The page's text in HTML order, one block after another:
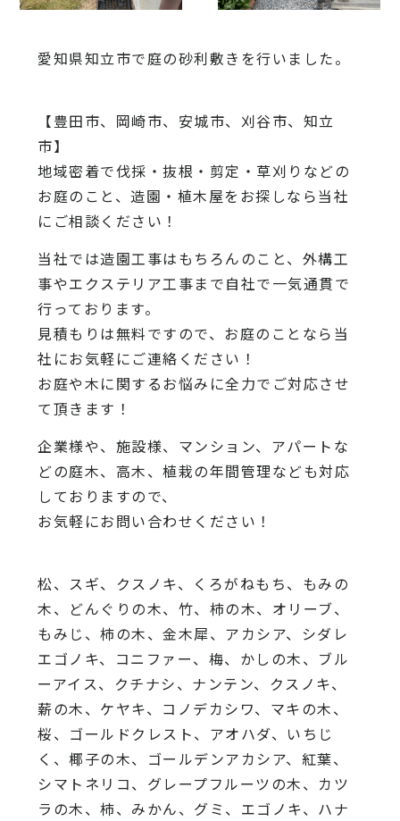
愛知県知立市で庭の砂利敷きを行いました。
【豊田市、岡崎市、安城市、刈谷市、知立
市】
地域密着で伐採・抜根・剪定・草刈りなどの
お庭のこと、造園・植木屋をお探しなら当社
にご相談ください！
当社では造園工事はもちろんのこと、外構工
事やエクステリア工事まで自社で一気通貫で
行っております。
見積もりは無料ですので、お庭のことなら当
社にお気軽にご連絡ください！
お庭や木に関するお悩みに全力でご対応させ
て頂きます！
企業様や、施設様、マンション、アパートな
どの庭木、高木、植栽の年間管理なども対応
しておりますので、
お気軽にお問い合わせください！
松、スギ、クスノキ、くろがねもち、もみの
木、どんぐりの木、竹、柿の木、オリーブ、
もみじ、柿の木、金木犀、アカシア、シダレ
エゴノキ、コニファー、梅、かしの木、ブル
ーアイス、クチナシ、ナンテン、クスノキ、
薪の木、ケヤキ、コノデカシワ、マキの木、
桜、ゴールドクレスト、アオハダ、いちじ
く、椰子の木、ゴールデンアカシア、紅葉、
シマトネリコ、グレープフルーツの木、カツ
ラの木、柿、みかん、グミ、エゴノキ、ハナ